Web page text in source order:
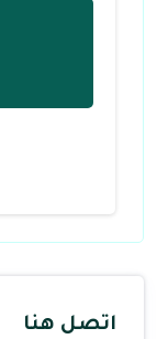
اتصل هنا